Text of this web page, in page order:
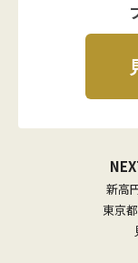
新高
東京